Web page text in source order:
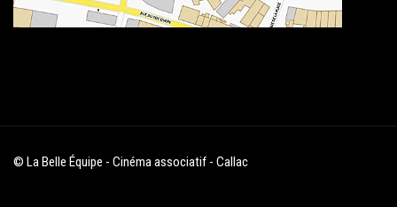
© La Belle Équipe - Cinéma associatif - Callac